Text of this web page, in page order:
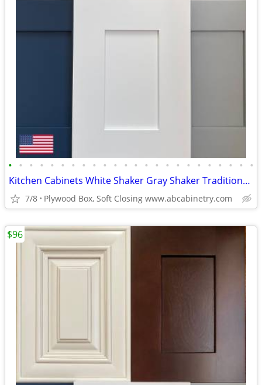
• • • • • • • • • • • • • • • • • • • • • • • •
Kitchen Cabinets White Shaker Gray Shaker Traditional Raised Panel
7/8 Plywood Box, Soft Closing www.abcabinetry.com
$96